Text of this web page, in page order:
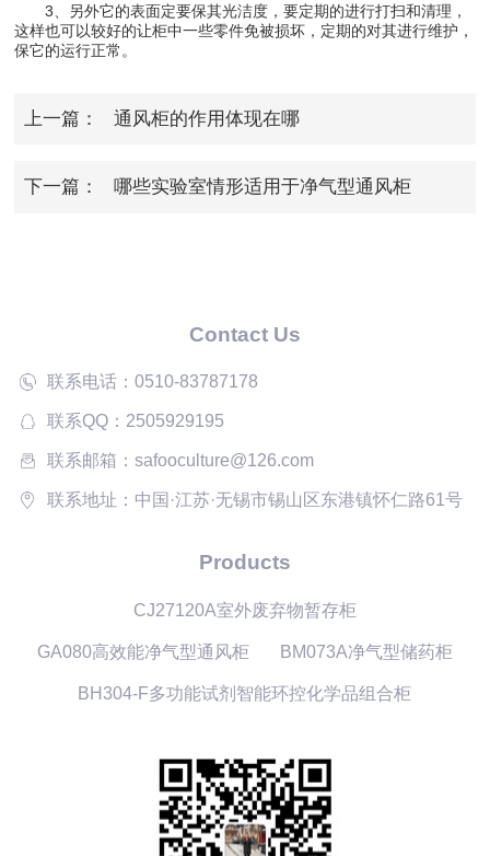
3、另外它的表面定要保其光洁度，要定期的进行打扫和清理，
这样也可以较好的让柜中一些零件免被损坏，定期的对其进行维护，
保它的运行正常。
上一篇： 通风柜的作用体现在哪
下一篇： 哪些实验室情形适用于净气型通风柜
Contact Us
联系电话：0510-83787178
联系QQ：2505929195
联系邮箱：safooculture@126.com
联系地址：中国·江苏·无锡市锡山区东港镇怀仁路61号
Products
CJ27120A室外废弃物暂存柜
GA080高效能净气型通风柜 BM073A净气型储药柜
BH304-F多功能试剂智能环控化学品组合柜